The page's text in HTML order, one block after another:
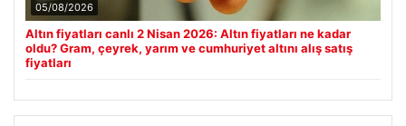
05/08/2026
Altın fiyatları canlı 2 Nisan 2026: Altın fiyatları ne kadar
oldu? Gram, çeyrek, yarım ve cumhuriyet altını alış satış
fiyatları